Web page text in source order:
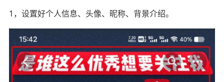
1，设置好个人信息、头像、昵称、背景介绍。